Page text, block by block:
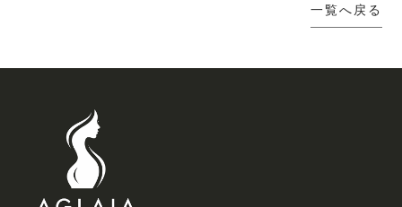
一覧へ戻る